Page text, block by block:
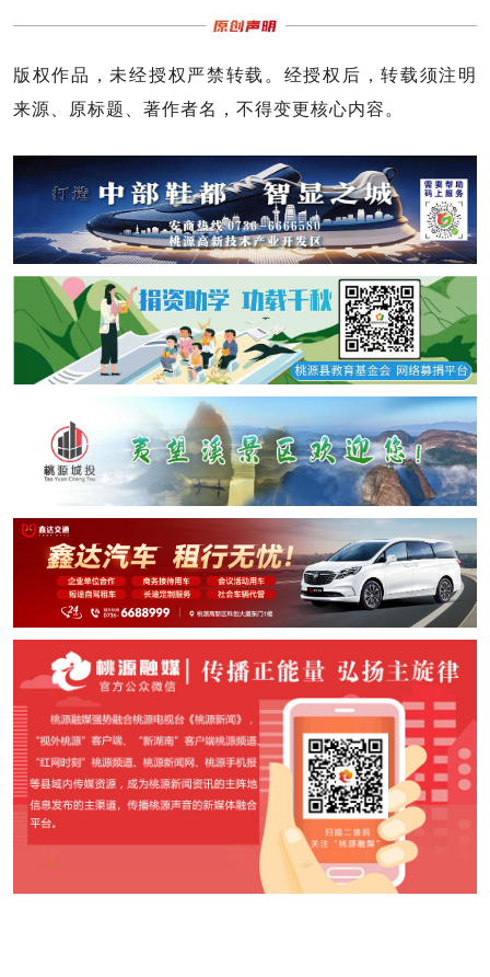
版权作品，未经授权严禁转载。经授权后，转载须注明
来源、原标题、著作者名，不得变更核心内容。